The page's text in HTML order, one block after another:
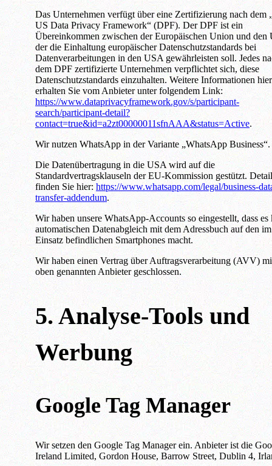
Das Unternehmen verfügt über eine Zertifizierung nach dem
US Data Privacy Framework“ (DPF). Der DPF ist ein
Übereinkommen zwischen der Europäischen Union und den
der die Einhaltung europäischer Datenschutzstandards bei
Datenverarbeitungen in den USA gewährleisten soll. Jedes
dem DPF zertifizierte Unternehmen verpflichtet sich, diese
Datenschutzstandards einzuhalten. Weitere Informationen
erhalten Sie vom Anbieter unter folgendem Link:
https://www.dataprivacyframework.gov/s/participant-
search/participant-detail?
contact=true&id=a2zt00000011sfnAAA&status=Active.
Wir nutzen WhatsApp in der Variante „WhatsApp Business“.
Die Datenübertragung in die USA wird auf die
Standardvertragsklauseln der EU-Kommission gestützt.
finden Sie hier: https://www.whatsapp.com/legal/business-
transfer-addendum.
Wir haben unsere WhatsApp-Accounts so eingestellt, dass es
automatischen Datenabgleich mit dem Adressbuch auf den im
Einsatz befindlichen Smartphones macht.
Wir haben einen Vertrag über Auftragsverarbeitung (AVV)
oben genannten Anbieter geschlossen.
5. Analyse-Tools und
Werbung
Google Tag Manager
Wir setzen den Google Tag Manager ein. Anbieter ist die
Ireland Limited, Gordon House, Barrow Street, Dublin 4,